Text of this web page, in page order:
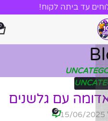
עד ביתה לקוח!
עם גלשנים
0